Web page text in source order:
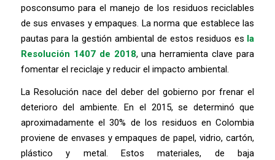
posconsumo para el manejo de los residuos reciclables
de sus envases y empaques. La norma que establece las
pautas para la gestión ambiental de estos residuos es la
Resolución 1407 de 2018, una herramienta clave para
fomentar el reciclaje y reducir el impacto ambiental.
La Resolución nace del deber del gobierno por frenar el
deterioro del ambiente. En el 2015, se determinó que
aproximadamente el 30% de los residuos en Colombia
proviene de envases y empaques de papel, vidrio, cartón,
plástico y metal. Estos materiales, de baja